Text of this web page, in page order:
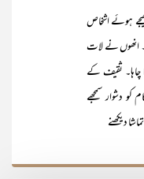
ہوئے اشخاص
انھوں نے لات
چاہا۔ ثقیف کے
دشوار سمجھے
دیکھنے